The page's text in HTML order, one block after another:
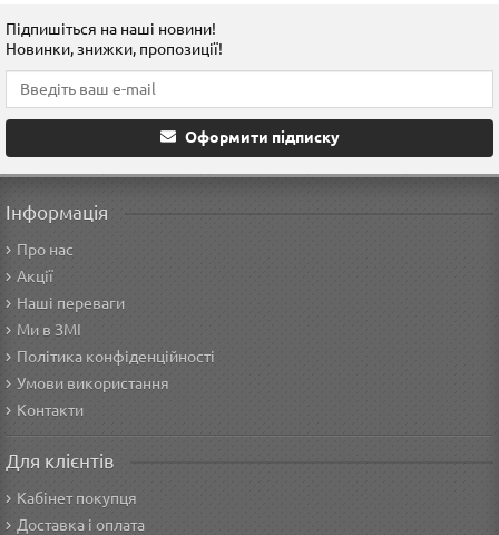
Підпишіться на наші новини!
Новинки, знижки, пропозиції!
Оформити підписку
Інформація
Про нас
Акції
Наші переваги
Ми в ЗМІ
Політика конфіденційності
Умови використання
Контакти
Для клієнтів
Кабінет покупця
Доставка і оплата